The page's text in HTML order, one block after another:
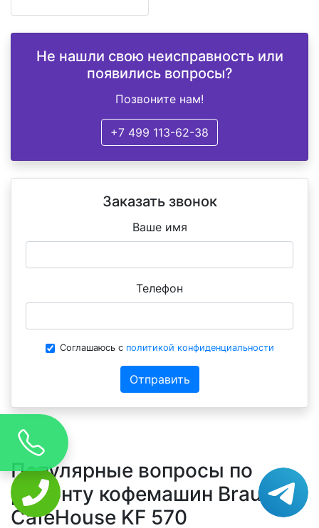
Не нашли свою неисправность или
появились вопросы?
Позвоните нам!
+7 499 113-62-38
Заказать звонок
Ваше имя
Телефон
Соглашаюсь с политикой конфиденциальности
Отправить
Популярные вопросы по
ремонту кофемашин Braun
CafeHouse KF 570